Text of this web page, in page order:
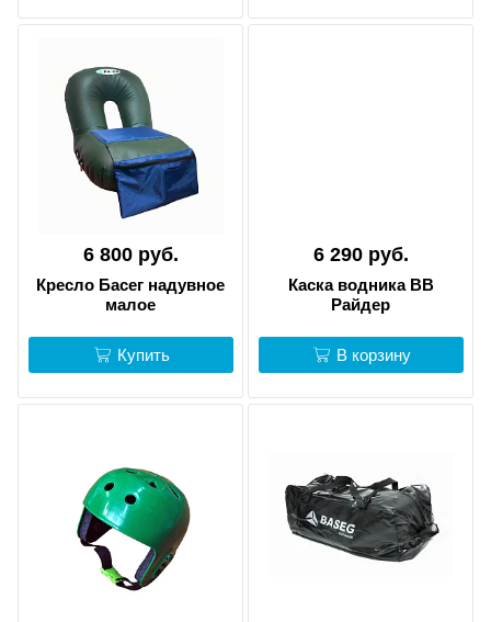
6 800 руб.
Кресло Басег надувное
малое
Купить
6 290 руб.
Каска водника ВВ
Райдер
В корзину